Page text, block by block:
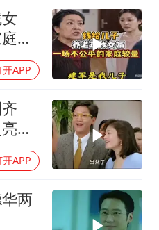
准确年龄仍未知
规划馆现“阴间座椅”字样
上海一酒店房间爬满床虱 住客反被怼
济展现强大韧性和活力
较
开APP
开APP
两